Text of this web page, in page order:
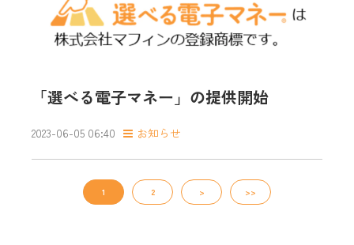
「選べる電子マネー」の提供開始
2023-06-05 06:40 お知らせ
1 2 > >>